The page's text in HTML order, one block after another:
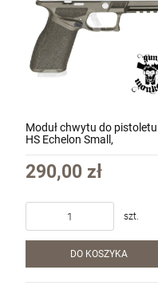
Moduł chwytu do pistoletu
HS Echelon Small,
Standardowa tekstura kol.
Black (EC1001-ST-RET)
290,00 zł
szt.
DO KOSZYKA